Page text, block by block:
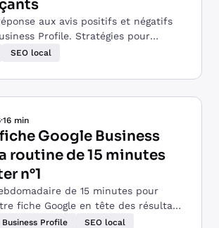
aux avis positifs et négatifs
Profile. Stratégies pour
avis en opportunité business.
SEO local
·16 min
Google Business
routine de 15 minutes
n°1
de 15 minutes pour
fiche Google en tête des résultats.
posts, analytics et maintenance
Business Profile SEO local